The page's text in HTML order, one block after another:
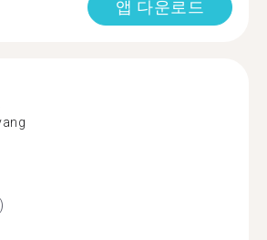
앱 다운로드